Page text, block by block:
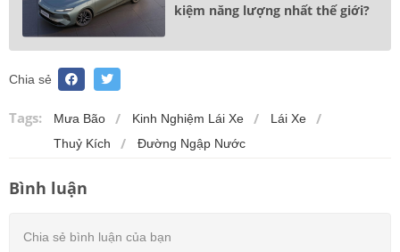
kiệm năng lượng nhất thế giới?
Chia sẻ
Tags: Mưa Bão Kinh Nghiệm Lái Xe
Lái Xe
Thuỷ Kích
Đường Ngập Nước
Bình luận